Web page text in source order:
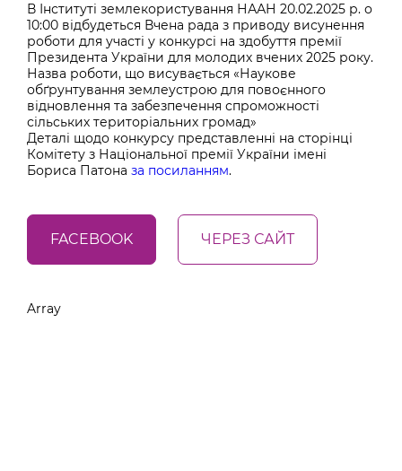
В Інституті землекористування НААН 20.02.2025 р. о
10:00 відбудеться Вчена рада з приводу висунення
роботи для участі у конкурсі на здобуття премії
Президента України для молодих вчених 2025 року.
Назва роботи, що висувається «Наукове
обґрунтування землеустрою для повоєнного
відновлення та забезпечення спроможності
сільських територіальних громад»
Деталі щодо конкурсу представленні на сторінці
Комітету з Національної премії України імені
Бориса Патона за посиланням.
FACEBOOK ЧЕРЕЗ САЙТ
Array